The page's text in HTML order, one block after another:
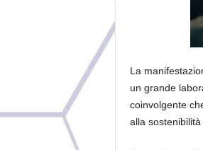
La
un grande
coinvolgente
alla